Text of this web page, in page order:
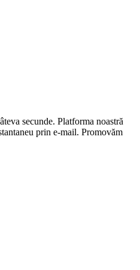
secunde. Platforma noastră
prin e-mail. Promovăm